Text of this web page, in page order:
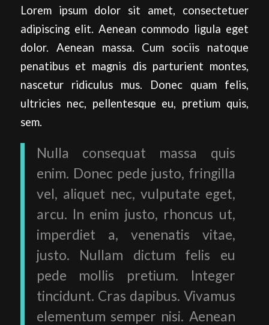
Lorem ipsum dolor sit amet, consectetuer
adipiscing elit. Aenean commodo ligula eget
dolor. Aenean massa. Cum sociis natoque
penatibus et magnis dis parturient montes,
nascetur ridiculus mus. Donec quam felis,
ultricies nec, pellentesque eu, pretium quis,
sem.
Nulla consequat massa quis
enim. Donec pede justo, fringilla
vel, aliquet nec, vulputate eget,
arcu. In enim justo, rhoncus ut,
imperdiet a, venenatis vitae,
justo. Nullam dictum felis eu
pede mollis pretium. Integer
tincidunt. Cras dapibus. Vivamus
elementum semper nisi. Aenean